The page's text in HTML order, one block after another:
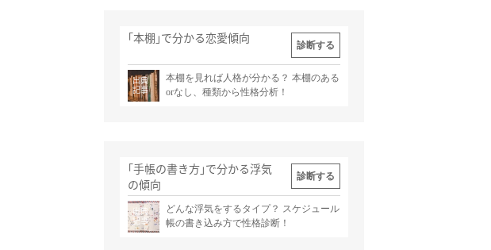
｢本棚｣で分かる恋愛傾向 診断する
出典
記事
本棚を見れば人格が分かる？ 本棚のある
orなし、種類から性格分析！
｢手帳の書き方｣で分かる浮気
の傾向
診断する
出典
記事
どんな浮気をするタイプ？ スケジュール
帳の書き込み方で性格診断！